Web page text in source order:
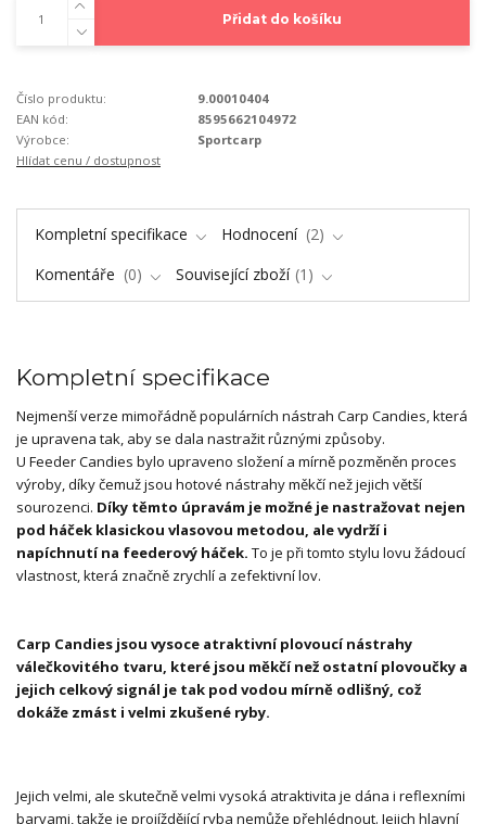
Přidat do košíku
Číslo produktu:
9.00010404
EAN kód:
8595662104972
Výrobce:
Sportcarp
Hlídat cenu / dostupnost
Kompletní specifikace Hodnocení
2
Komentáře
0 Související zboží 1
Kompletní specifikace
Nejmenší verze mimořádně populárních nástrah Carp Candies, která
je upravena tak, aby se dala nastražit různými způsoby.
U Feeder Candies bylo upraveno složení a mírně pozměněn proces
výroby, díky čemuž jsou hotové nástrahy měkčí než jejich větší
sourozenci. Díky těmto úpravám je možné je nastražovat nejen
pod háček klasickou vlasovou metodou, ale vydrží i
napíchnutí na feederový háček. To je při tomto stylu lovu žádoucí
vlastnost, která značně zrychlí a zefektivní lov.
Carp Candies jsou vysoce atraktivní plovoucí nástrahy
válečkovitého tvaru, které jsou měkčí než ostatní plovoučky a
jejich celkový signál je tak pod vodou mírně odlišný, což
dokáže zmást i velmi zkušené ryby.
Jejich velmi, ale skutečně velmi vysoká atraktivita je dána i reflexními
barvami, takže je projíždějící ryba nemůže přehlédnout. Jejich hlavní